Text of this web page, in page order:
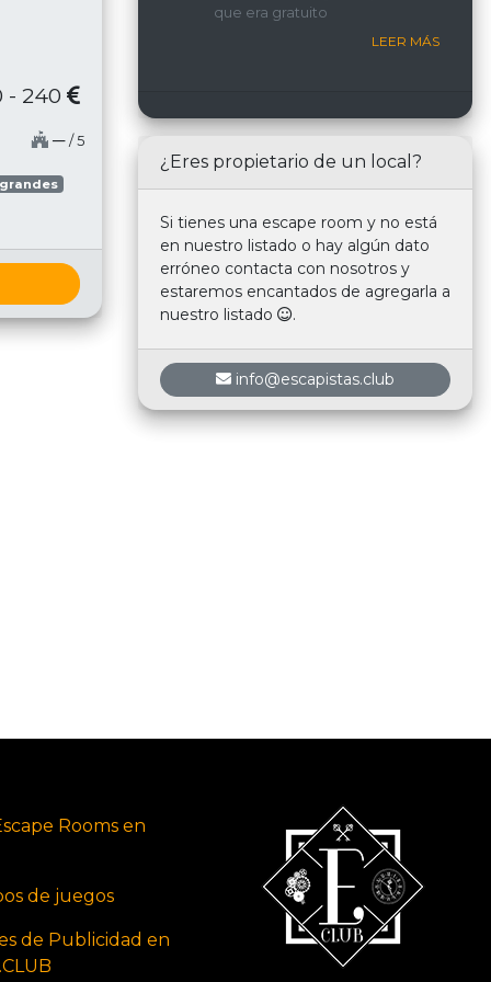
- 240
─ / 5
nosotros.
que era gratuito
LEER MÁS
¿Eres propietario de un local?
Si tienes una escape room y no está
en nuestro listado o hay algún dato
erróneo contacta con nosotros y
estaremos encantados de agregarla a
nuestro listado
.
info@escapistas.club
Rooms en
de juegos
de Publicidad en